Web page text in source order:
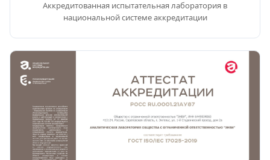
Аккредитованная испытательная лаборатория в
национальной системе аккредитации